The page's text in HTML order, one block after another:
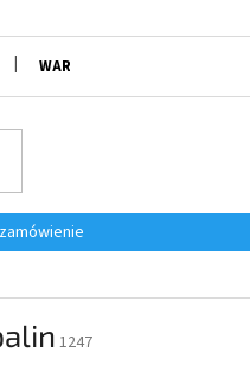
WARUNKI HANDLOWE
1247